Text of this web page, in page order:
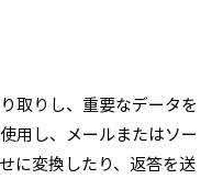
取りし、重要なデータを
用し、メールまたはソー
に変換したり、返答を送